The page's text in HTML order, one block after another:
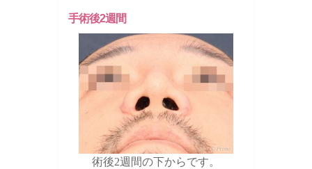
手術後2週間
術後2週間の下からです。